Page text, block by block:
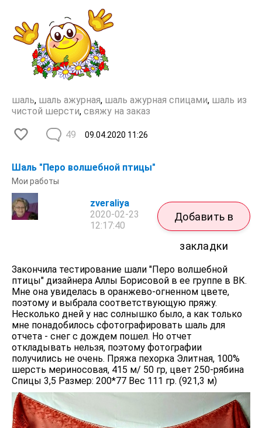
шаль, шаль ажурная, шаль ажурная спицами, шаль из
чистой шерсти, свяжу на заказ
09.04.2020 11:26
49
Шаль "Перо волшебной птицы"
Мои работы
zveraliya
2020-02-23
12:17:40
Добавить в
закладки
Закончила тестирование шали "Перо волшебной
птицы" дизайнера Аллы Борисовой в ее группе в ВК.
Мне она увиделась в оранжево-огненном цвете,
поэтому и выбрала соответствующую пряжу.
Несколько дней у нас солнышко было, а как только
мне понадобилось сфотографировать шаль для
отчета - снег с дождем пошел. Но отчет
откладывать нельзя, поэтому фотографии
получились не очень. Пряжа пехорка Элитная, 100%
шерсть мериносовая, 415 м/ 50 гр, цвет 250-рябина
Спицы 3,5 Размер: 200*77 Вес 111 гр. (921,3 м)